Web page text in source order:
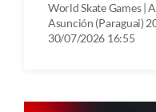
World Skate Games |
Asunción (Paraguai)
30/07/2026 16:55